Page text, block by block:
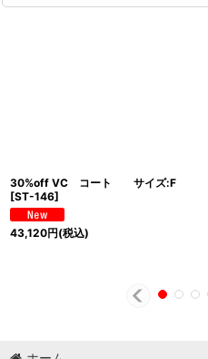
30%off VC コート サイズ:F
[ST-146]
43,120円(税込)